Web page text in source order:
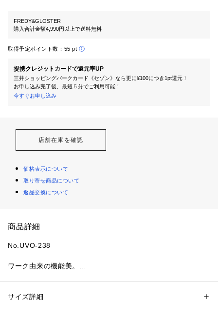
FREDY&GLOSTER
購入合計金額4,990円以上で送料無料
取得予定ポイント数： 55 pt
提携クレジットカードで還元率UP
三井ショッピングパークカード《セゾン》なら更に¥100につき1pt還元！
お申し込み完了後、最短５分でご利用可能！
今すぐお申し込み
店舗在庫を確認
価格表示について
取り寄せ商品について
返品交換について
商品詳細
No.UVO-238
ワーク由来の機能美。
■おすすめポイント
性別：メンズ
素材：ナイロン
サイズ詳細